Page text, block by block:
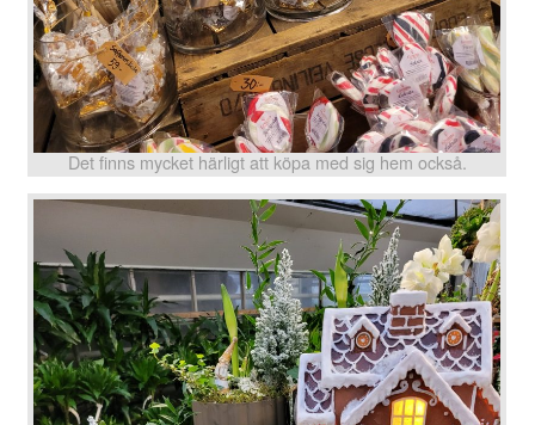
Det finns mycket härligt att köpa med sig hem också.